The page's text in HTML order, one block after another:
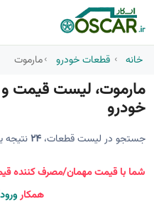
خانه قطعات خودرو مارموت
مارموت، لیست قیمت و
خودرو
جستجو در لیست قطعات، 24
شما با قیمت مهمان/مصرف کننده
همکار